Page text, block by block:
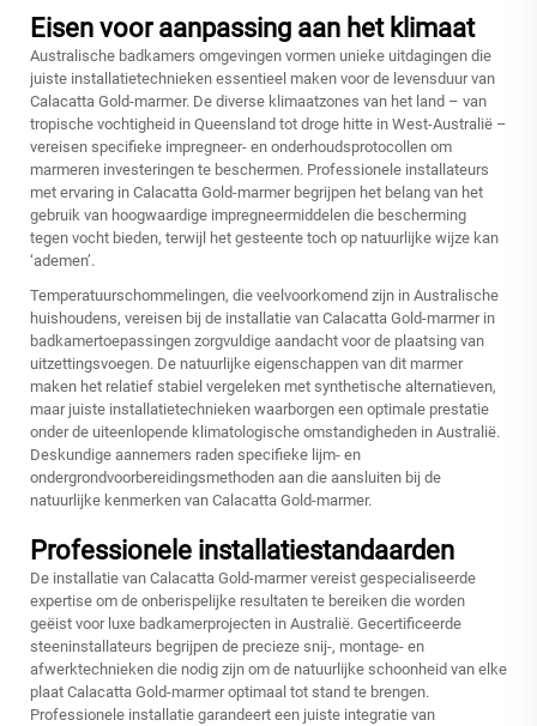
Eisen voor aanpassing aan het klimaat
Australische badkamers omgevingen vormen unieke uitdagingen die
juiste installatietechnieken essentieel maken voor de levensduur van
Calacatta Gold-marmer. De diverse klimaatzones van het land – van
tropische vochtigheid in Queensland tot droge hitte in West-Australië –
vereisen specifieke impregneer- en onderhoudsprotocollen om
marmeren investeringen te beschermen. Professionele installateurs
met ervaring in Calacatta Gold-marmer begrijpen het belang van het
gebruik van hoogwaardige impregneermiddelen die bescherming
tegen vocht bieden, terwijl het gesteente toch op natuurlijke wijze kan
‘ademen’.
Temperatuurschommelingen, die veelvoorkomend zijn in Australische
huishoudens, vereisen bij de installatie van Calacatta Gold-marmer in
badkamertoepassingen zorgvuldige aandacht voor de plaatsing van
uitzettingsvoegen. De natuurlijke eigenschappen van dit marmer
maken het relatief stabiel vergeleken met synthetische alternatieven,
maar juiste installatietechnieken waarborgen een optimale prestatie
onder de uiteenlopende klimatologische omstandigheden in Australië.
Deskundige aannemers raden specifieke lijm- en
ondergrondvoorbereidingsmethoden aan die aansluiten bij de
natuurlijke kenmerken van Calacatta Gold-marmer.
Professionele installatiestandaarden
De installatie van Calacatta Gold-marmer vereist gespecialiseerde
expertise om de onberispelijke resultaten te bereiken die worden
geëist voor luxe badkamerprojecten in Australië. Gecertificeerde
steeninstallateurs begrijpen de precieze snij-, montage- en
afwerktechnieken die nodig zijn om de natuurlijke schoonheid van elke
plaat Calacatta Gold-marmer optimaal tot stand te brengen.
Professionele installatie garandeert een juiste integratie van